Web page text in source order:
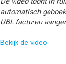
automatisch
UBL facturen
Bekijk de video